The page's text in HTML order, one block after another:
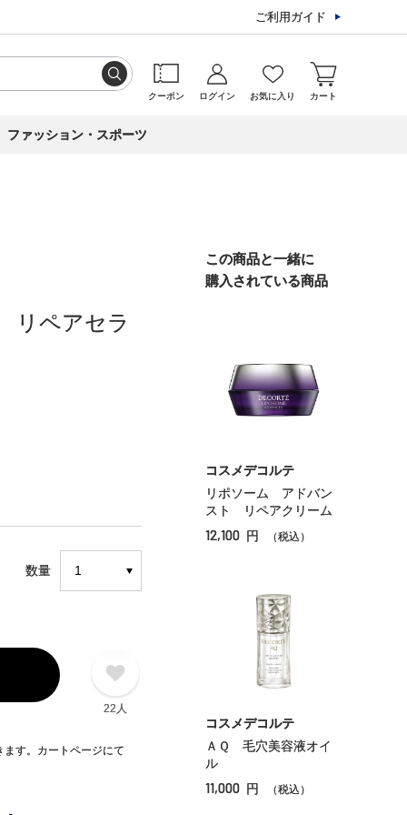
ご利用ガイド
クーポン ログイン お気に入り カート
ファッション・スポーツ
ペアセラ
数量
22人
す。カートページにて
この商品と一緒に
購入されている商品
コスメデコルテ
リポソーム アドバン
スト リペアクリーム
12,100 円 （税込）
コスメデコルテ
ＡＱ 毛穴美容液オイ
ル
11,000 円 （税込）